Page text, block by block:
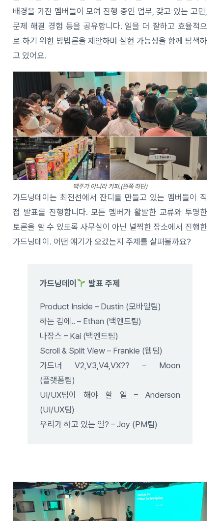
배경을 가진 멤버들이 모여 진행 중인 업무, 갖고 있는 고민,
문제 해결 경험 등을 공유합니다. 일을 더 잘하고 효율적으
로 하기 위한 방법론을 제안하며 실현 가능성을 함께 탐색하
고 있어요.
맥주가 아니라 커피.(왼쪽 하단)
가드닝데이는 최전선에서 잔디를 만들고 있는 멤버들이 직
접 발표를 진행합니다. 모든 멤버가 활발한 교류와 투명한
토론을 할 수 있도록 사무실이 아닌 널찍한 장소에서 진행한
가드닝데이. 어떤 얘기가 오갔는지 주제를 살펴볼까요?
가드닝데이 발표 주제
Product Inside – Dustin (모바일팀)
하는 김에.. – Ethan (백엔드팀)
나장스 – Kai (백엔드팀)
Scroll & Split View – Frankie (웹팀)
가드너 V2,V3,V4,VX?? – Moon
(플랫폼팀)
UI/UX팀이 해야 할 일 – Anderson
(UI/UX팀)
우리가 하고 있는 일? – Joy (PM팀)